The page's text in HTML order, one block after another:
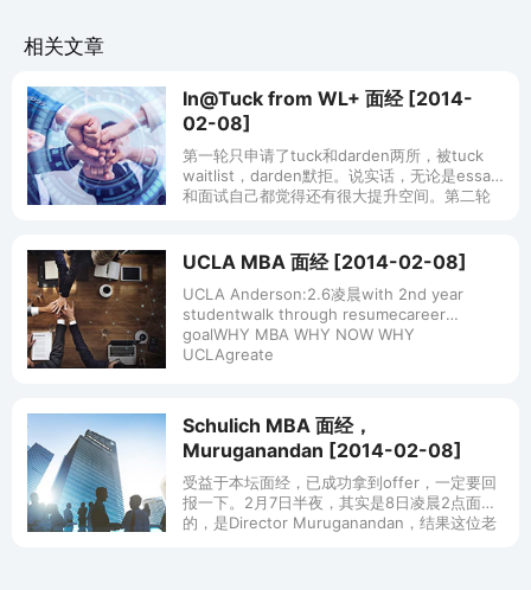
相关文章
In@Tuck from WL+ 面经 [2014-
02-08]
第一轮只申请了tuck和darden两所，被tuck
waitlist，darden默拒。说实话，无论是essay
和面试自己都觉得还有很大提升空间。第二轮
UCLA MBA 面经 [2014-02-08]
UCLA Anderson:2.6凌晨with 2nd year
studentwalk through resumecareer
goalWHY MBA WHY NOW WHY
UCLAgreate
Schulich MBA 面经，
Muruganandan [2014-02-08]
受益于本坛面经，已成功拿到offer，一定要回
报一下。2月7日半夜，其实是8日凌晨2点面
的，是Director Muruganandan，结果这位老